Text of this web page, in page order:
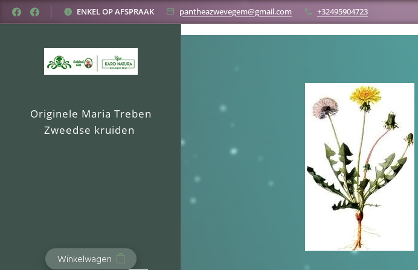
Original nach MT-natuurprodukten België
ENKEL OP AFSPRAAK pantheazwevegem@gmail.com +32495904723
Originele Maria Treben
Zweedse kruiden
Winkelwagen